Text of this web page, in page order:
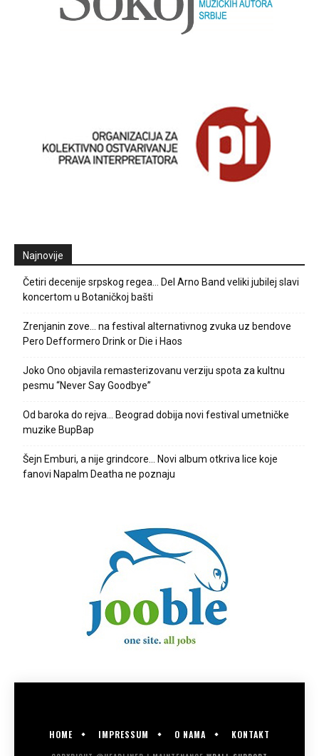
Najnovije
Četiri decenije srpskog regea… Del Arno Band veliki jubilej slavi
koncertom u Botaničkoj bašti
Zrenjanin zove… na festival alternativnog zvuka uz bendove
Pero Defformero Drink or Die i Haos
Joko Ono objavila remasterizovanu verziju spota za kultnu
pesmu “Never Say Goodbye”
Od baroka do rejva… Beograd dobija novi festival umetničke
muzike BupBap
Šejn Emburi, a nije grindcore… Novi album otkriva lice koje
fanovi Napalm Deatha ne poznaju
HOME IMPRESSUM O NAMA KONTAKT